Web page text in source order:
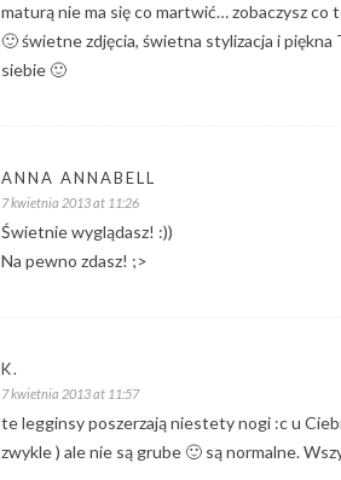
maturą nie ma się co martwić… zobaczysz co
🙂 świetne zdjęcia, świetna stylizacja i
siebie 🙂
ANNA ANNABELL
7 kwietnia 2013 at 11:26
Świetnie wyglądasz! :))
Na pewno zdasz! ;>
K.
7 kwietnia 2013 at 11:57
te legginsy poszerzają niestety nogi :c u
zwykle ) ale nie są grube 🙂 są normalne.